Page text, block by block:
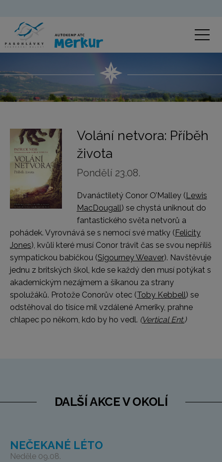
Volání netvora: Příběh
života
Pondělí 23.08.
Dvanáctiletý Conor O’Malley ( Lewis
MacDougall) se chystá uniknout do
fantastického světa netvorů a
pohádek. Vyrovnává se s nemocí své matky ( Felicity
Jones), kvůli které musí Conor trávit čas se svou nepříliš
sympatickou babičkou (Sigourney Weaver). Navštěvuje
jednu z britských škol, kde se každý den musí potýkat s
akademickým nezájmem a šikanou za strany
spolužáků. Protože Conorův otec (Toby Kebbell) se
odstěhoval do tisíce mil vzdálené Ameriky, prahne
chlapec po někom, kdo by ho vedl. (Vertical Ent.)
DALŠÍ AKCE V OKOLÍ
NEČEKANÉ LÉTO
Neděle 09.08.